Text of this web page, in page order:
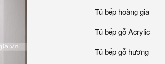
Tủ bếp hoàng gia
Tủ bếp gỗ Acrylic
Tủ bếp gỗ hương